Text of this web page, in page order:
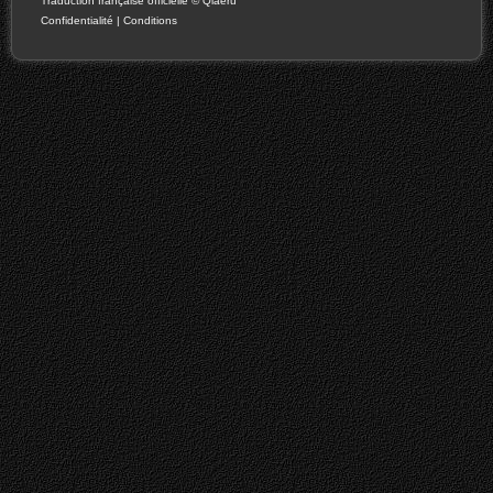
Confidentialité | Conditions